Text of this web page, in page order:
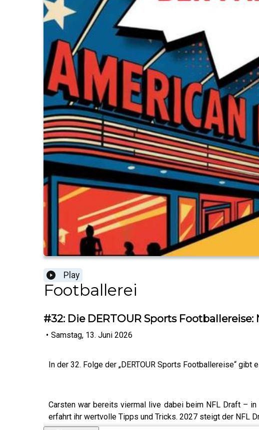
Play
Footballerei
#32: Die DERTOUR Sports Footballereise:
• Samstag, 13. Juni 2026
In der 32. Folge der „DERTOUR Sports Footballereise“
Carsten war bereits viermal live dabei beim NFL Draft –
erfahrt ihr wertvolle Tipps und Tricks. 2027 steigt der NFL